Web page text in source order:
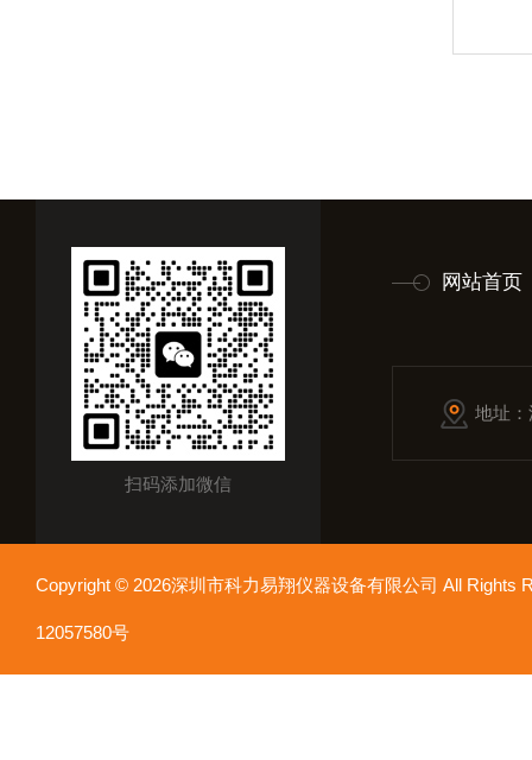
扫码添加微信
网站首页
地址
Copyright © 2026深圳市科力易翔仪器设备有限公司 All
12057580号